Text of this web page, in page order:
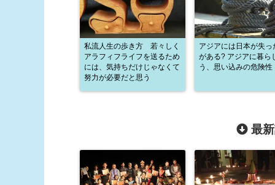
私流人生の歩き方 若々しく
アラフィフライフを送るため
には、気持ちだけじゃなくて
努力が必要だと思う
アジアには日本が失っ
がある? アジアに暮ら
う、思い込みの危険性
最